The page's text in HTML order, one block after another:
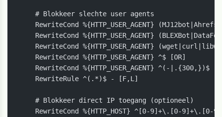
    # Blokkeer slechte user agents
RewriteCond %{HTTP_USER_AGENT}
RewriteCond %{HTTP_USER_AGENT}
RewriteCond %{HTTP_USER_AGENT}
    RewriteCond %{HTTP_USER_AGENT} ^$ [OR]
RewriteCond %{HTTP_USER_AGENT} ^(-|.{300,})$
    RewriteRule ^(.*)$ - [F,L]
    # Blokkeer direct IP toegang (optioneel)
RewriteCond %{HTTP_HOST} ^[0-9]+\.[0-9]+\.[0-